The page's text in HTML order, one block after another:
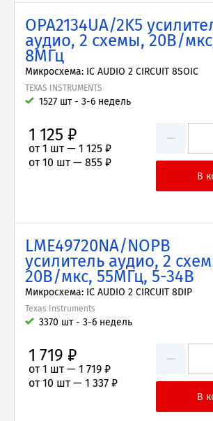
OPA2134UA/2K5
аудио, 2 схемы, 20В/
8МГц
Микросхема: IC AUDIO 2 CIRCUIT 8SOIC
TEXAS INSTRUMENTS
1527 шт - 3-6 недель
−
1 125 ₽
от 1 шт — 1 125 ₽
от 10 шт — 855 ₽
LME49720NA/NOPB
усилитель аудио, 2
20В/мкс, 55МГц, 5-34В
Микросхема: IC AUDIO 2 CIRCUIT 8DIP
Texas Instruments
3370 шт - 3-6 недель
−
1 719 ₽
от 1 шт — 1 719 ₽
от 10 шт — 1 337 ₽